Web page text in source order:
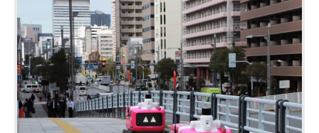
ADOPTABLE DOG JOURNAL